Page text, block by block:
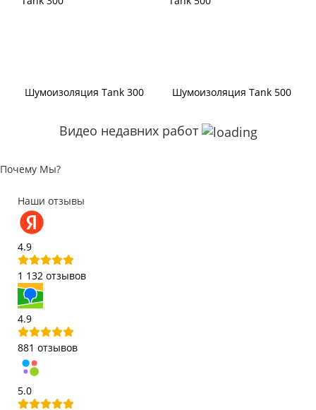
Шумоизоляция Tank 300 Шумоизоляция Tank 500
Видео недавних работ
Почему Мы?
Наши отзывы
4.9
1 132 отзывов
4.9
881 отзывов
5.0